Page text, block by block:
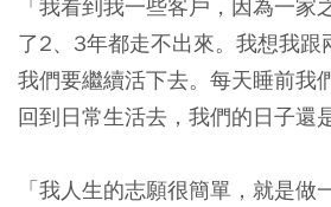
「我看到我一些客戶，因為一家
了2、3年都走不出來。我想我跟
我們要繼續活下去。每天睡前我
回到日常生活去，我們的日子還
「我人生的志願很簡單，就是做